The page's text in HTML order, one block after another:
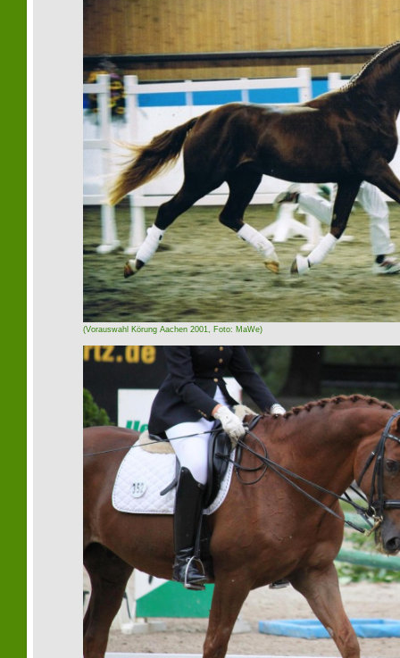
(Vorauswahl Körung Aachen 2001, Foto: MaWe)